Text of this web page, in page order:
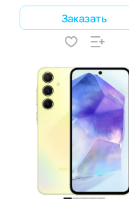
Заказать